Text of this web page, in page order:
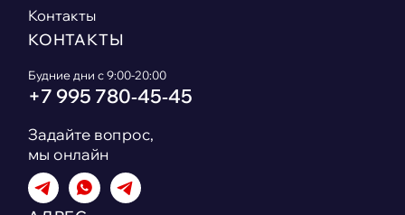
Контакты
КОНТАКТЫ
Будние дни с 9:00-20:00
+7 995 780‑45‑45
Задайте вопрос,
мы онлайн